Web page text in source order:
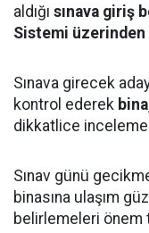
aldığı sınava giriş
Sistemi üzerinden
Sınava girecek
kontrol ederek
dikkatlice
Sınav günü
binasına ulaşım
belirlemeleri önem